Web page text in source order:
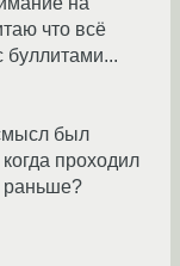
что всё
буллитами...
был
проходил
раньше?